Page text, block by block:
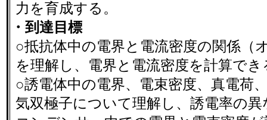
力を育成する。
・到達目標
○抵抗体中の電界と電流密度の関係（
を理解し、電界と電流密度を計算でき
○誘電体中の電界、電束密度、真電荷
気双極子について理解し、誘電率の